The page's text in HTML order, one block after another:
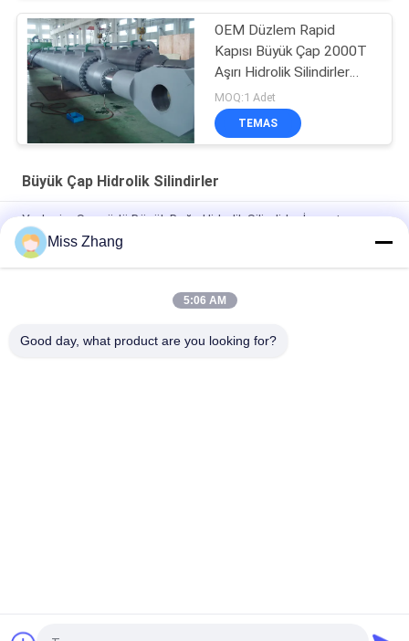
OEM Düzlem Rapid
Kapısı Büyük Çap 2000T
Aşırı Hidrolik Silindirler
Verimlilik
MOQ:1 Adet
TEMAS
Büyük Çap Hidrolik Silindirler
Yerleşim Sensörlü Büyük Boğa Hidrolik Silindirler İnşaatı
Taşımacılık / Güç Ekipmanı İçin Ağır Hizmet Tipi Büyük
Bükülmüş Hidrolik Çöplük Silindir
Çok Fonksiyonlu Büyük Borulu Hidrolik Silindirler Verimlilik
Miss Zhang
5:06 AM
Good day, what product are you looking for?